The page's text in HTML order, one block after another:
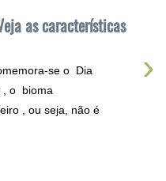
as características
›
se o Dia
, o bioma
, ou seja, não é